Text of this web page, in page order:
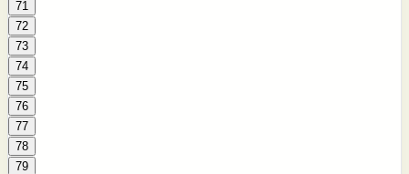
71
72
73
74
75
76
77
78
79